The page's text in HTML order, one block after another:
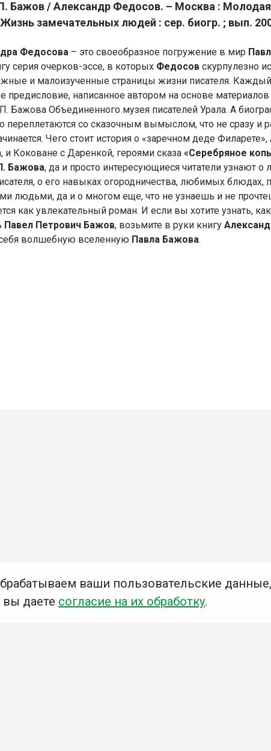
Бажов / Александр Федосов. – Москва : Молодая
замечательных людей : сер. биогр. ; вып.
Федосова – это своеобразное погружение в мир
серия очерков-эссе, в которых Федосов скурпулезно
и малоизученные страницы жизни писателя.
предисловие, написанное автором на основе
Бажова Объединенного музея писателей Урала. А
переплетаются со сказочным вымыслом, что не сразу и
Чего стоит история о «заречном деде Филарете»,
и Коковане с Даренкой, героями сказа «Серебряное
Бажова, да и просто интересующиеся читатели узнают
о его навыках огородничества, любимых блюдах,
людьми, да и о многом еще, что не узнаешь и не
как увлекательный роман. И если вы хотите узнать,
Павел Петрович Бажов, возьмите в руки книгу
волшебную вселенную Павла Бажова.
ваши пользовательские данные,
даете согласие на их обработку.